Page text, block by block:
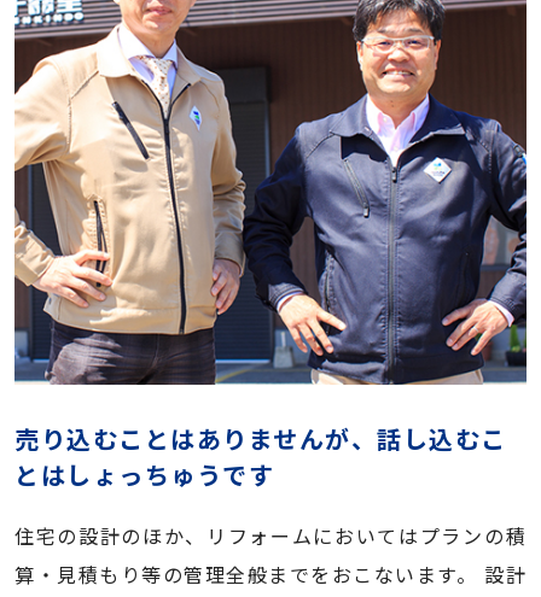
売り込むことはありませんが、話し込むこ
とはしょっちゅうです
住宅の設計のほか、リフォームにおいてはプランの積
算・見積もり等の管理全般までをおこないます。 設計